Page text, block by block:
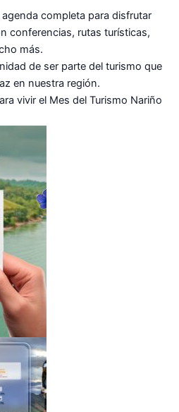
completa para disfrutar
conferencias, rutas turísticas,
más.
de ser parte del turismo que
en nuestra región.
vivir el Mes del Turismo Nariño